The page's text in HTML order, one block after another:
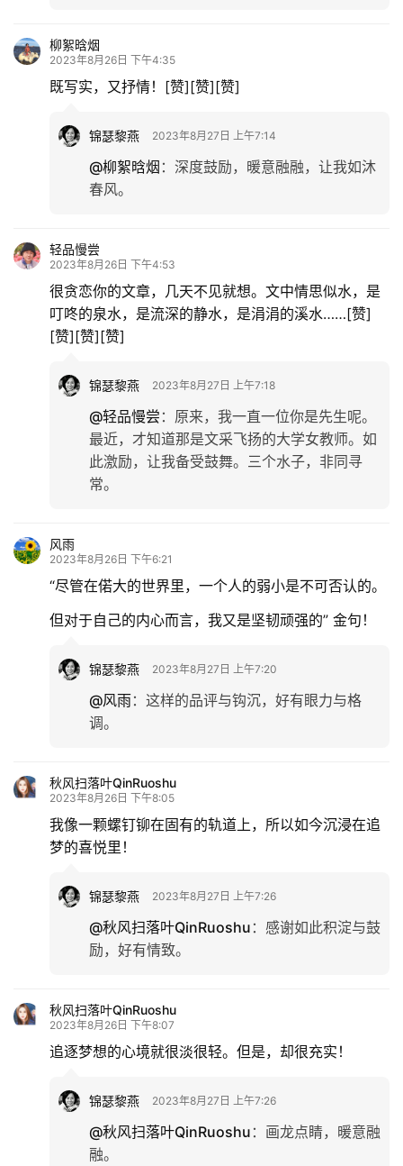
育
更
登录
柳絮晗烟
2023年8月26日 下午4:35
既写实，又抒情！[赞][赞][赞]
锦瑟黎燕 2023年8月27日 上午7:14
@柳絮晗烟 ： 深度鼓励，暖意融融，让我如沐
春风。
轻品慢尝
2023年8月26日 下午4:53
很贪恋你的文章，几天不见就想。文中情思似水，是
叮咚的泉水，是流深的静水，是涓涓的溪水……[赞]
[赞][赞][赞]
锦瑟黎燕 2023年8月27日 上午7:18
@轻品慢尝 ： 原来，我一直一位你是先生呢。
最近，才知道那是文采飞扬的大学女教师。如
此激励，让我备受鼓舞。三个水子，非同寻
常。
风雨
2023年8月26日 下午6:21
“尽管在偌大的世界里，一个人的弱小是不可否认的。
但对于自己的内心而言，我又是坚韧顽强的” 金句！
锦瑟黎燕 2023年8月27日 上午7:20
@风雨： 这样的品评与钩沉，好有眼力与格
调。
秋风扫落叶QinRuoshu
2023年8月26日 下午8:05
我像一颗螺钉铆在固有的轨道上，所以如今沉浸在追
梦的喜悦里！
锦瑟黎燕 2023年8月27日 上午7:26
@秋风扫落叶QinRuoshu ： 感谢如此积淀与鼓
励，好有情致。
秋风扫落叶QinRuoshu
2023年8月26日 下午8:07
追逐梦想的心境就很淡很轻。但是，却很充实！
锦瑟黎燕 2023年8月27日 上午7:26
@秋风扫落叶QinRuoshu ： 画龙点睛，暖意融
融。